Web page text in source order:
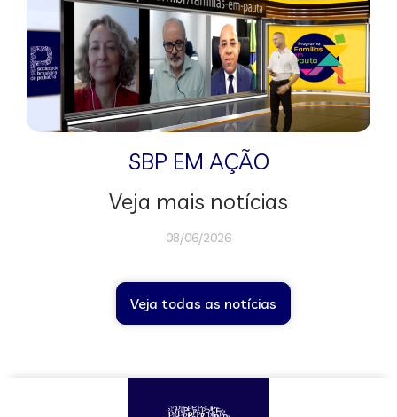
SBP EM AÇÃO
Veja mais notícias
08/06/2026
Veja todas as notícias